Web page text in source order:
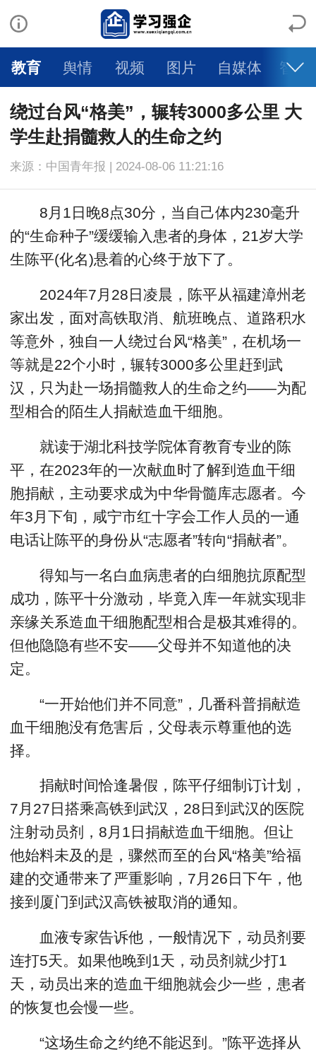
教育 舆情 视频 图片 自媒体 智库
绕过台风“格美”，辗转3000多公里 大
学生赴捐髓救人的生命之约
来源：中国青年报 | 2024-08-06 11:21:16
8月1日晚8点30分，当自己体内230毫升
的“生命种子”缓缓输入患者的身体，21岁大学
生陈平(化名)悬着的心终于放下了。
2024年7月28日凌晨，陈平从福建漳州老
家出发，面对高铁取消、航班晚点、道路积水
等意外，独自一人绕过台风“格美”，在机场一
等就是22个小时，辗转3000多公里赶到武
汉，只为赴一场捐髓救人的生命之约——为配
型相合的陌生人捐献造血干细胞。
就读于湖北科技学院体育教育专业的陈
平，在2023年的一次献血时了解到造血干细
胞捐献，主动要求成为中华骨髓库志愿者。今
年3月下旬，咸宁市红十字会工作人员的一通
电话让陈平的身份从“志愿者”转向“捐献者”。
得知与一名白血病患者的白细胞抗原配型
成功，陈平十分激动，毕竟入库一年就实现非
亲缘关系造血干细胞配型相合是极其难得的。
但他隐隐有些不安——父母并不知道他的决
定。
“一开始他们并不同意”，几番科普捐献造
血干细胞没有危害后，父母表示尊重他的选
择。
捐献时间恰逢暑假，陈平仔细制订计划，
7月27日搭乘高铁到武汉，28日到武汉的医院
注射动员剂，8月1日捐献造血干细胞。但让
他始料未及的是，骤然而至的台风“格美”给福
建的交通带来了严重影响，7月26日下午，他
接到厦门到武汉高铁被取消的通知。
血液专家告诉他，一般情况下，动员剂要
连打5天。如果他晚到1天，动员剂就少打1
天，动员出来的造血干细胞就会少一些，患者
的恢复也会慢一些。
“这场生命之约绝不能迟到。”陈平选择从